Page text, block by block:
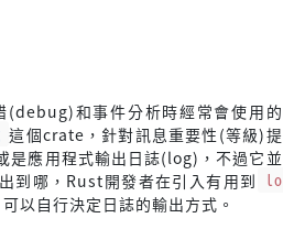
和事件分析時經常會使用的
這個crate，針對訊息重要性(等級)提
是應用程式輸出日誌(log)，不過它並
到哪，Rust開發者在引入有用到 lo
以自行決定日誌的輸出方式。